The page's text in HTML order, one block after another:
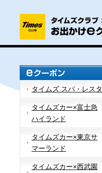
タイムズ スパ・レスタ
タイムズカー×富士急
ハイランド
タイムズカー×東京サ
マーランド
タイムズカー×西武園